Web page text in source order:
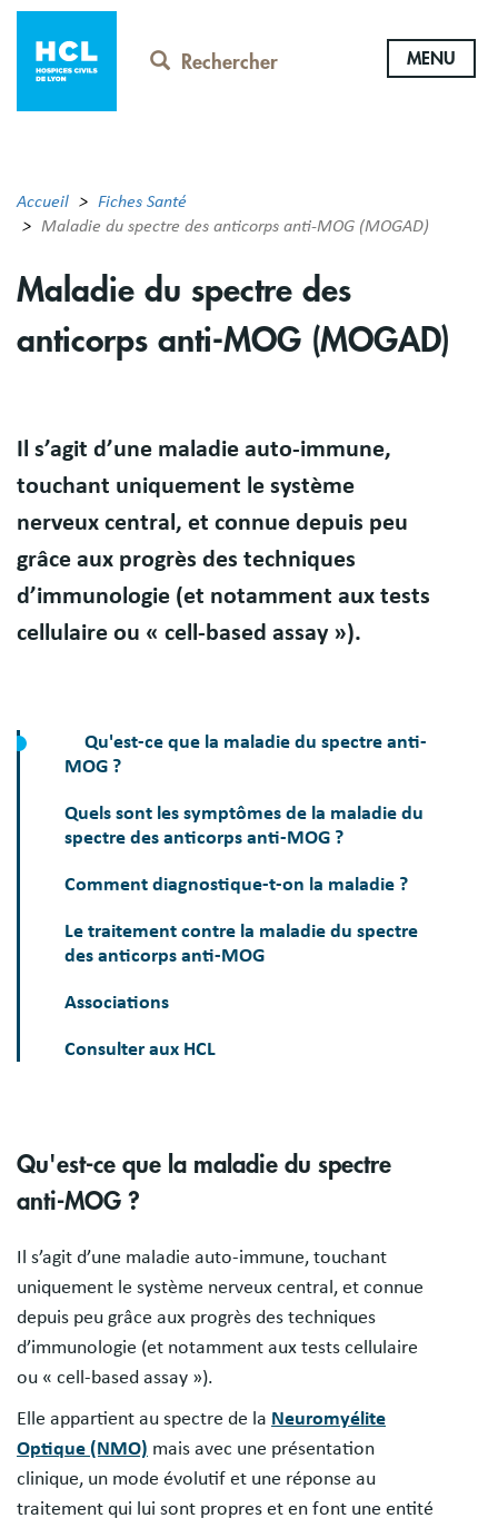
Aller
contenu
principal
Rechercher MENU
Accueil
Fiches Santé
Maladie du spectre des anticorps anti-MOG (MOGAD)
Maladie du spectre des
anticorps anti-MOG (MOGAD)
Résumé
Il s’agit d’une maladie auto-immune,
touchant uniquement le système
nerveux central, et connue depuis peu
grâce aux progrès des techniques
d’immunologie (et notamment aux tests
cellulaire ou « cell-based assay »).
Qu'est-ce que la maladie du spectre anti-
MOG ?
Quels sont les symptômes de la maladie du
spectre des anticorps anti-MOG ?
Comment diagnostique-t-on la maladie ?
Le traitement contre la maladie du spectre
des anticorps anti-MOG
Associations
Consulter aux HCL
Qu'est-ce que la maladie du spectre
anti-MOG ?
Il s’agit d’une maladie auto-immune, touchant
uniquement le système nerveux central, et connue
depuis peu grâce aux progrès des techniques
d’immunologie (et notamment aux tests cellulaire
ou « cell-based assay »).
Elle appartient au spectre de la Neuromyélite
Optique (NMO) mais avec une présentation
clinique, un mode évolutif et une réponse au
traitement qui lui sont propres et en font une entité